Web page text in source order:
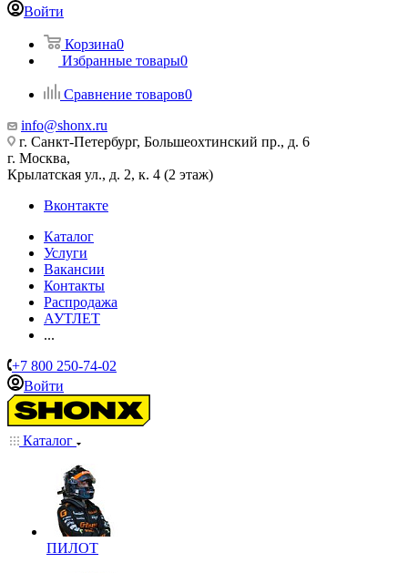
Войти
Корзина0
Избранные товары0
Сравнение товаров0
info@shonx.ru
г. Санкт-Петербург, Большеохтинский пр., д. 6
г. Москва,
Крылатская ул., д. 2, к. 4 (2 этаж)
Вконтакте
Каталог
Услуги
Вакансии
Контакты
Распродажа
АУТЛЕТ
...
+7 800 250-74-02
Войти
Каталог
ПИЛОТ